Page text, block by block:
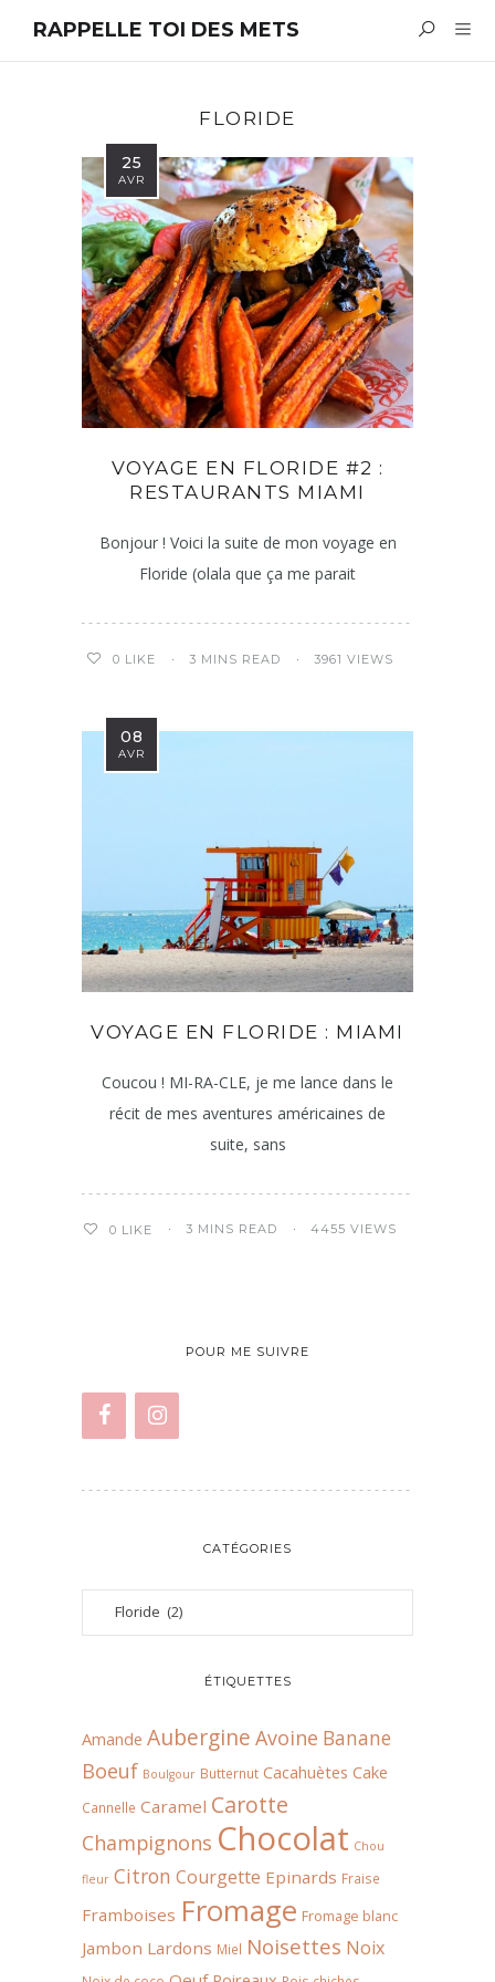
RAPPELLE TOI DES METS
FLORIDE
25
AVR
VOYAGE EN FLORIDE #2 :
RESTAURANTS MIAMI
Bonjour ! Voici la suite de mon voyage en
Floride (olala que ça me parait
0 LIKE 3 MINS READ 3961 VIEWS
08
AVR
VOYAGE EN FLORIDE : MIAMI
Coucou ! MI-RA-CLE, je me lance dans le
récit de mes aventures américaines de
suite, sans
0 LIKE 3 MINS READ 4455 VIEWS
POUR ME SUIVRE
CATÉGORIES
ÉTIQUETTES
Amande Aubergine Avoine Banane
Boeuf Boulgour Butternut Cacahuètes Cake
Cannelle Caramel Carotte
Champignons Chocolat Chou
fleur Citron Courgette Epinards Fraise
Framboises Fromage Fromage blanc
Jambon Lardons Miel Noisettes Noix